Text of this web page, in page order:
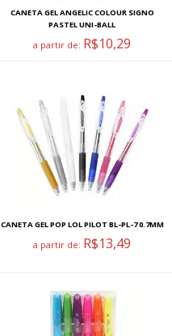
CANETA GEL ANGELIC COLOUR SIGNO
PASTEL UNI-BALL
a partir de: R$10,29
CANETA GEL POP LOL PILOT BL-PL-7 0.7MM
a partir de: R$13,49